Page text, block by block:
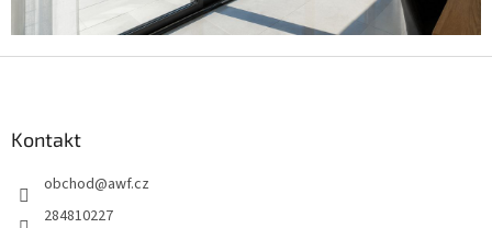
Kontakt
obchod@awf.cz
284810227